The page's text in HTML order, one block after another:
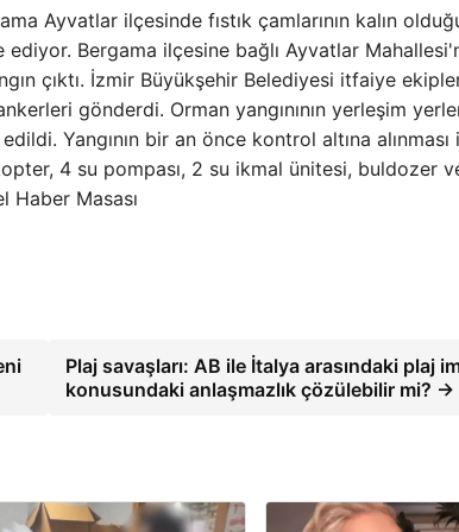
Ayvatlar ilçesinde fıstık çamlarının kalın
ediyor. Bergama ilçesine bağlı Ayvatlar
çıktı. İzmir Büyükşehir Belediyesi itfaiye
gönderdi. Orman yangınının yerleşim
Yangının bir an önce kontrol altına
4 su pompası, 2 su ikmal ünitesi, buldozer
Haber Masası
Plaj savaşları: AB ile İtalya arasındaki plaj
konusundaki anlaşmazlık çözülebilir mi? →